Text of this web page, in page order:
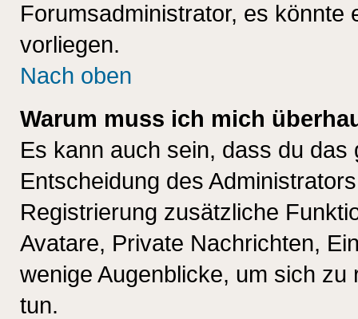
Forumsadministrator, es könnte
vorliegen.
Nach oben
Warum muss ich mich
Es kann auch sein, dass du
Entscheidung des
Registrierung zusätzliche
Avatare, Private Nachrichten,
wenige Augenblicke, um sich
tun.